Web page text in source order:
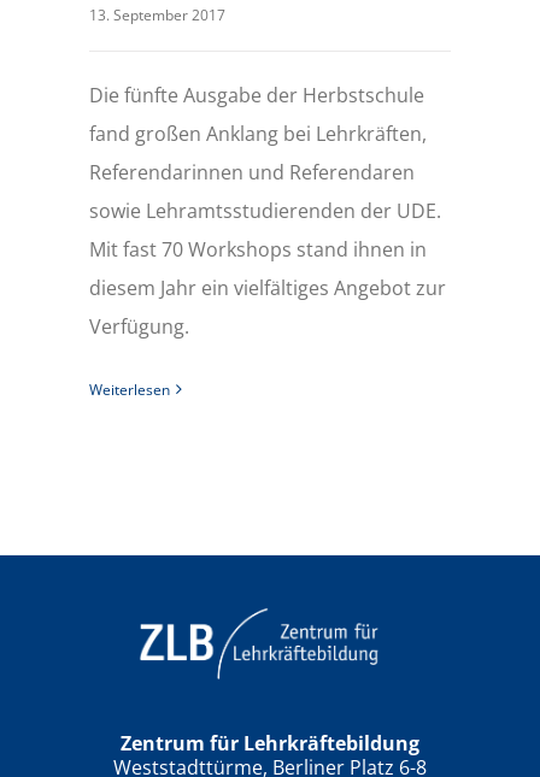
13. September 2017
Die fünfte Ausgabe der Herbstschule
fand großen Anklang bei Lehrkräften,
Referendarinnen und Referendaren
sowie Lehramtsstudierenden der UDE.
Mit fast 70 Workshops stand ihnen in
diesem Jahr ein vielfältiges Angebot zur
Verfügung.
Weiterlesen
Zentrum für Lehrkräftebildung
Weststadttürme, Berliner Platz 6-8